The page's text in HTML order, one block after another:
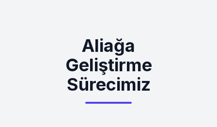
Aliağa
Geliştirme
Sürecimiz